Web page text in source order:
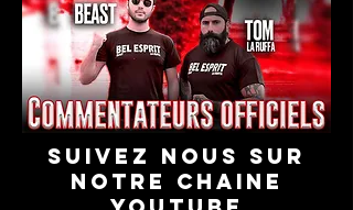
suivez nous sur
notre chaine